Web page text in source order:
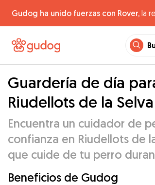
Gudog ha unido fuerzas con Rover, la
Guardería de día
Riudellots de la Selva
Encuentra un cuidador de
confianza en Riudellots de
que cuide de tu perro
Beneficios de Gudog